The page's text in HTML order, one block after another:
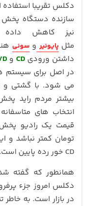
سازنده دستگاه
نیز کاهش داده
مثل پایونیر وسونی
داشتن ورودیCD و
در اصل برای سیستم
می شود. با گشتی و
بیشتر مردم راید
انتخاب های
تومان کمتر نباشد و
CD خور رده پایین است.
همانطور که گفته
دکلس امروز جزء
در بازار است. به